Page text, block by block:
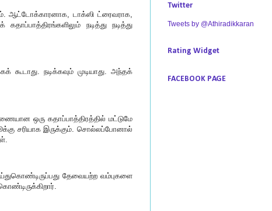
ஆட்டோக்காரனாக, டாக்ஸி ட்ரைவராக,
நடித்து நடித்து
நடிக்கவும் முடியாது. அந்தக்
ஒரு கதாப்பாத்திரத்தில் மட்டுமே
சரியாக இருக்கும். சொல்லப்போனால்
தேவையற்ற வம்புகளை
Twitter
Tweets by @Athiradikkaran
Rating Widget
FACEBOOK PAGE